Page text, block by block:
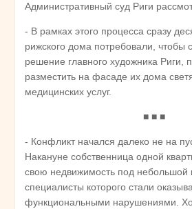
Административный суд Риги
- В рамках этого процесса сразу
рижского дома потребовали, чтобы
решение главного художника Риги,
разместить на фасаде их дома
медицинских услуг.
■ ■ ■
- Конфликт начался далеко не на
Накануне собственница одной
свою недвижимость под небольшой
специалисты которого стали
функциональными нарушениями.